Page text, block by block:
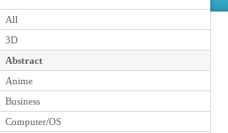
All
3D
Abstract
Anime
Business
Computer/OS